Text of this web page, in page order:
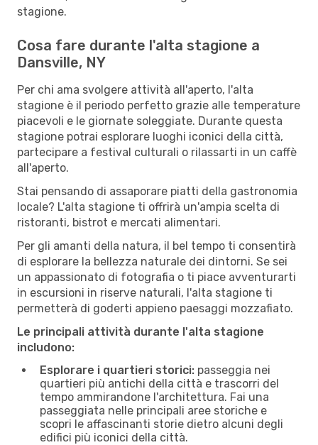
stagione.
Cosa fare durante l'alta stagione a
Dansville, NY
Per chi ama svolgere attività all'aperto, l'alta
stagione è il periodo perfetto grazie alle temperature
piacevoli e le giornate soleggiate. Durante questa
stagione potrai esplorare luoghi iconici della città,
partecipare a festival culturali o rilassarti in un caffè
all'aperto.
Stai pensando di assaporare piatti della gastronomia
locale? L'alta stagione ti offrirà un'ampia scelta di
ristoranti, bistrot e mercati alimentari.
Per gli amanti della natura, il bel tempo ti consentirà
di esplorare la bellezza naturale dei dintorni. Se sei
un appassionato di fotografia o ti piace avventurarti
in escursioni in riserve naturali, l'alta stagione ti
permetterà di goderti appieno paesaggi mozzafiato.
Le principali attività durante l'alta stagione
includono:
Esplorare i quartieri storici: passeggia nei
quartieri più antichi della città e trascorri del
tempo ammirandone l'architettura. Fai una
passeggiata nelle principali aree storiche e
scopri le affascinanti storie dietro alcuni degli
edifici più iconici della città.